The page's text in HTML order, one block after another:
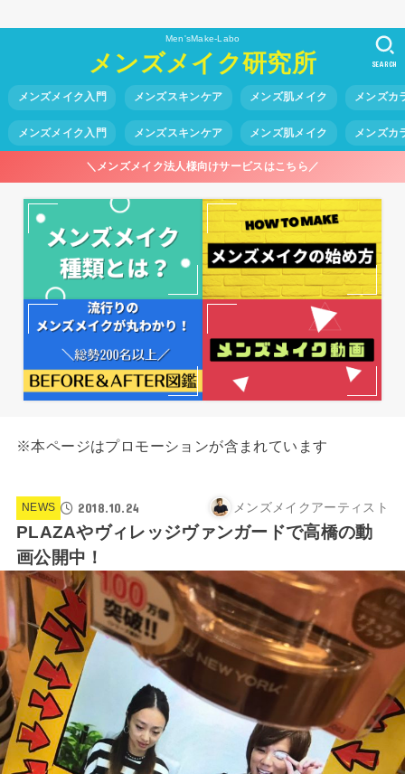
Men'sMake-Labo
メンズメイク研究所
メンズメイク入門 メンズスキンケア メンズ肌メイク メンズカ
メンズメイク入門 メンズスキンケア メンズ肌メイク メンズカ
SEARCH
＼メンズメイク法人様向けサービスはこちら／
※本ページはプロモーションが含まれています
NEWS 2018.10.24 メンズメイクアーティスト
PLAZAやヴィレッジヴァンガードで高橋の動
画公開中！